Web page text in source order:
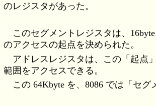
のレジスタがあった。
このセグメントレジスタは、
のアクセスの起点を決められた。
アドレスレジスタは、この「起点
範囲をアクセスできる。
この 64Kbyte を、8086 では「セグ